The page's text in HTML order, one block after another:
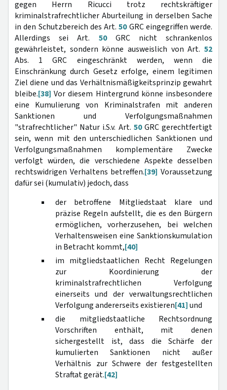
gegen Herrn Ricucci trotz rechtskräftiger
kriminalstrafrechtlicher Aburteilung in derselben Sache
in den Schutzbereich des Art.50GRC eingegriffen werde.
Allerdings sei Art. 50GRC nicht schrankenlos
gewährleistet, sondern könne ausweislich von Art. 52
Abs. 1 GRC eingeschränkt werden, wenn die
Einschränkung durch Gesetz erfolge, einem legitimen
Ziel diene und das Verhältnismäßigkeitsprinzip gewahrt
bleibe.[38] Vor diesem Hintergrund könne insbesondere
eine Kumulierung von Kriminalstrafen mit anderen
Sanktionen und Verfolgungsmaßnahmen
"strafrechtlicher" Natur i.S.v. Art. 50GRC gerechtfertigt
sein, wenn mit den unterschiedlichen Sanktionen und
Verfolgungsmaßnahmen komplementäre Zwecke
verfolgt würden, die verschiedene Aspekte desselben
rechtswidrigen Verhaltens betreffen.[39] Voraussetzung
dafür sei (kumulativ) jedoch, dass
der betroffene Mitgliedstaat klare und
präzise Regeln aufstellt, die es den Bürgern
ermöglichen, vorherzusehen, bei welchen
Verhaltensweisen eine Sanktionskumulation
in Betracht kommt,[40]
im mitgliedstaatlichen Recht Regelungen
zur Koordinierung der
kriminalstrafrechtlichen Verfolgung
einerseits und der verwaltungsrechtlichen
Verfolgung andererseits existieren[41]und
die mitgliedstaatliche Rechtsordnung
Vorschriften enthält, mit denen
sichergestellt ist, dass die Schärfe der
kumulierten Sanktionen nicht außer
Verhältnis zur Schwere der festgestellten
Straftat gerät.[42]